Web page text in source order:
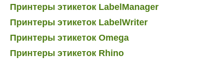
Принтеры этикеток LabelManager
Принтеры этикеток LabelWriter
Принтеры этикеток Omega
Принтеры этикеток Rhino